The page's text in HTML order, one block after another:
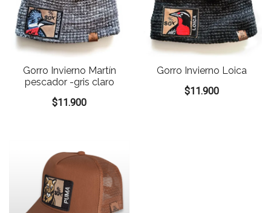
Gorro Invierno Martín
pescador -gris claro
$11.900
Gorro Invierno Loica
$11.900